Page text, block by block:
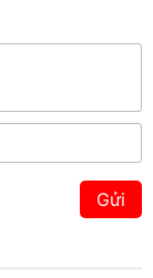
Gửi